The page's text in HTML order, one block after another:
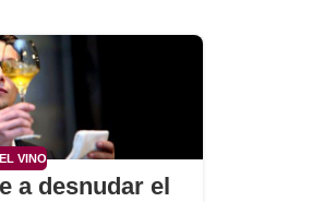
VINO
a desnudar el